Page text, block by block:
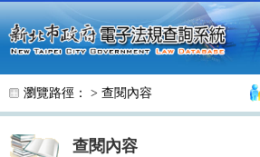
跳至主要內容
瀏覽路徑： > 查閱內容
查閱內容